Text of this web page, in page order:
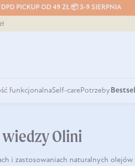
PICKUP OD 49 ZŁ 📦 3-9 SIERPNIA
funkcjonalnaSelf-carePotrzeby
wiedzy Olini
i zastosowaniach naturalnych olejów